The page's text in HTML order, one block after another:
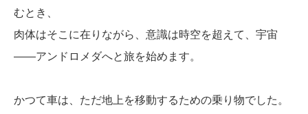
むとき、
肉体はそこに在りながら、意識は時空を超えて、宇宙
――アンドロメダへと旅を始めます。
かつて車は、ただ地上を移動するための乗り物でした。